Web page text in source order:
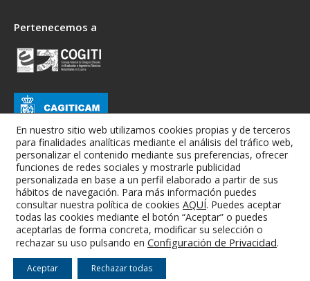
Pertenecemos a
Colegio Oficial de Graduados e Ingenieros Técnicos Industriales de
Albacete
En nuestro sitio web utilizamos cookies propias y de terceros
para finalidades analíticas mediante el análisis del tráfico web,
personalizar el contenido mediante sus preferencias, ofrecer
funciones de redes sociales y mostrarle publicidad
personalizada en base a un perfil elaborado a partir de sus
hábitos de navegación. Para más información puedes
consultar nuestra política de cookies AQUÍ. Puedes aceptar
todas las cookies mediante el botón “Aceptar” o puedes
aceptarlas de forma concreta, modificar su selección o
rechazar su uso pulsando en Configuración de Privacidad.
Aceptar Rechazar todas